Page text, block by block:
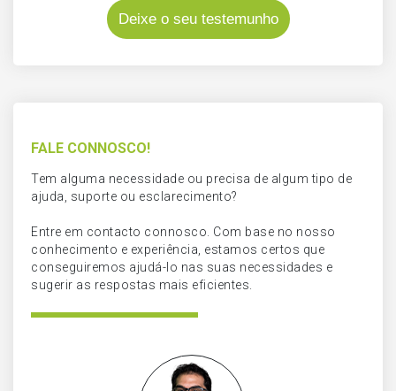
Deixe o seu testemunho
FALE CONNOSCO!
Tem alguma necessidade ou precisa de algum tipo de
ajuda, suporte ou esclarecimento?
Entre em contacto connosco. Com base no nosso
conhecimento e experiência, estamos certos que
conseguiremos ajudá-lo nas suas necessidades e
sugerir as respostas mais eficientes.